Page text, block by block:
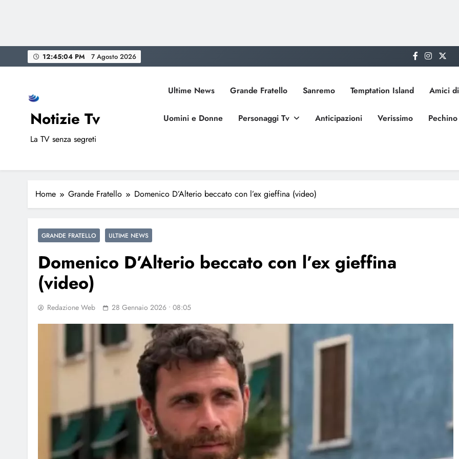
to
12:45:05 PM 7 Agosto 2026
Notizie Tv
La TV senza segreti
Ultime News Grande Fratello Sanremo Temptation Island Amici
Uomini e Donne Personaggi Tv Anticipazioni Verissimo
Home Grande Fratello Domenico D’Alterio beccato con l’ex gieffina (video)
GRANDE FRATELLO ULTIME NEWS
Domenico D’Alterio beccato con l’ex gieffina
(video)
Redazione Web 28 Gennaio 2026 • 08:05